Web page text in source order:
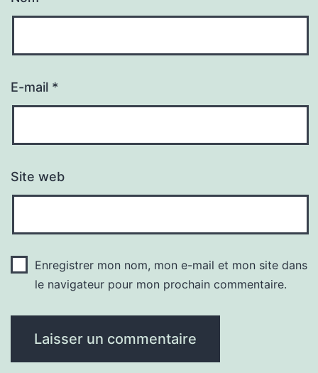
E-mail *
Site web
Enregistrer mon nom, mon e-mail et mon site dans
le navigateur pour mon prochain commentaire.